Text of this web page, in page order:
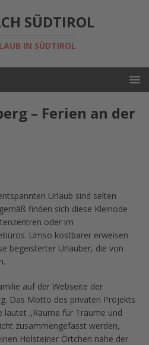
SÜDTIROL
IN SÜDTIROL
– Ferien an der
Urlaub sind selten
finden sich diese Kleinode
oder im
Umso kostbarer erweisen
begeisterter Urlauber, die von
auf der Webseite der
Das Motto des privaten Projekts
lautet „Räume für Träume und
zusammengefasst werden,
Holsteiner Örtchen nahe der